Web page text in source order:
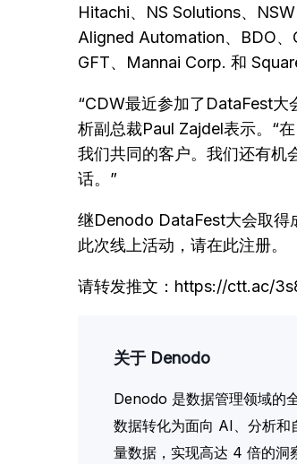
Hitachi、NS Solutions、
Aligned Automation、BDO
GFT、Mannai Corp. 和
“CDW最近参加了DataFest
析副总裁Paul Zajdel表示。“
我们共同的客户。我们还有机
话。”
继Denodo DataFest大会取得
此次线上活动，请在此注册。
请转发推文：https://ctt.ac/
关于 Denodo
Denodo 是数据管理领域的
数据转化为面向 AI、分析
量数据，实现高达 4 倍的洞